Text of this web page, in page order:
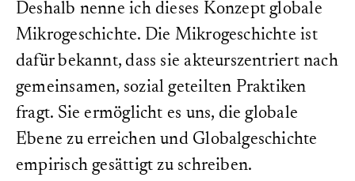
Deshalb nenne ich dieses Konzept globale
Mikrogeschichte. Die Mikrogeschichte ist
dafür bekannt, dass sie akteurszentriert nach
gemeinsamen, sozial geteilten Praktiken
fragt. Sie ermöglicht es uns, die globale
Ebene zu erreichen und Globalgeschichte
empirisch gesättigt zu schreiben.